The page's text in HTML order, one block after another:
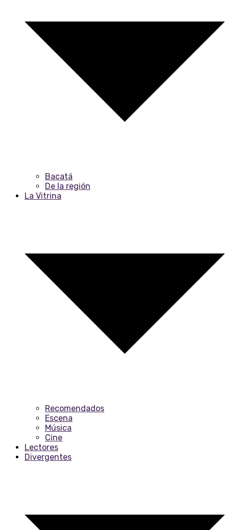
Bacatá
De la región
La Vitrina
Recomendados
Escena
Música
Cine
Lectores
Divergentes